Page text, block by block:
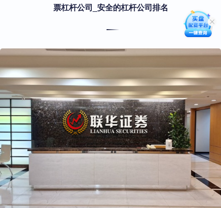
票杠杆公司_安全的杠杆公司排名